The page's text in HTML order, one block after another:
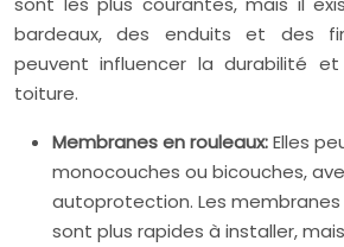
bardeaux, des enduits et des
peuvent influencer la durabilité
toiture.
Membranes en rouleaux:Elles
monocouches ou bicouches,
autoprotection. Les
sont plus rapides à installer,